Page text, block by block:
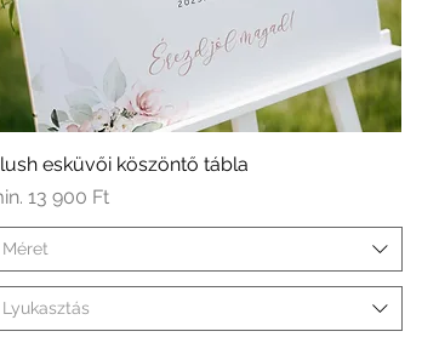
esküvői köszöntő tábla
13 900 Ft
ár
Méret
Lyukasztás